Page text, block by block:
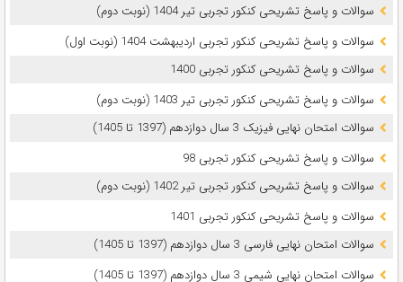
سوالات و پاسخ تشریحی کنکور تجربی تیر 1404 (نوبت دوم)
سوالات و پاسخ تشریحی کنکور تجربی اردیبهشت 1404 (نوبت اول)
سوالات و پاسخ تشریحی کنکور تجربی 1400
سوالات و پاسخ تشریحی کنکور تجربی تیر 1403 (نوبت دوم)
سوالات امتحان نهایی فیزیک 3 سال دوازدهم (1397 تا 1405)
سوالات و پاسخ تشریحی کنکور تجربی 98
سوالات و پاسخ تشریحی کنکور تجربی تیر 1402 (نوبت دوم)
سوالات و پاسخ تشریحی کنکور تجربی 1401
سوالات امتحان نهایی فارسی 3 سال دوازدهم (1397 تا 1405)
سوالات امتحان نهایی شیمی 3 سال دوازدهم (1397 تا 1405)